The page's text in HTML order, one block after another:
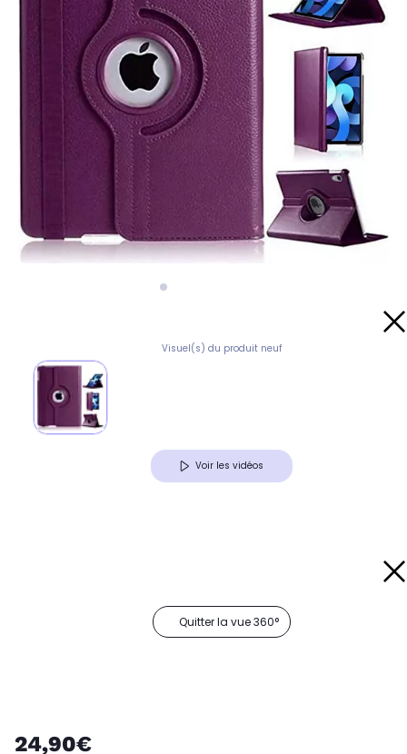
Visuel(s) du produit neuf
Voir les vidéos
Quitter la vue 360°
24,90€